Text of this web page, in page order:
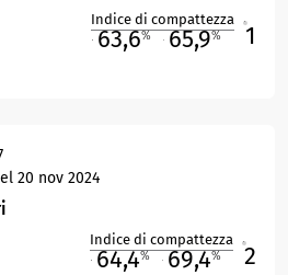
Indice di compattezza
63,6% 65,9% 1
20 nov 2024
Indice di compattezza
64,4% 69,4% 2